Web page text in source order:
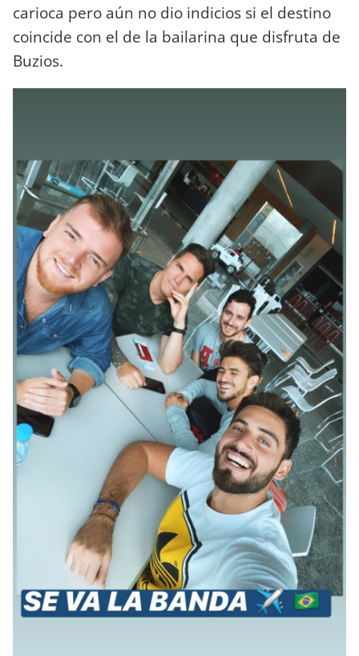
carioca pero aún no dio indicios si el destino
coincide con el de la bailarina que disfruta de
Buzios.